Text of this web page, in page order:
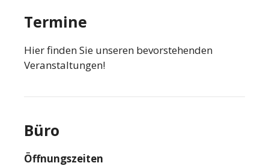
Termine
Hier finden Sie unseren bevorstehenden
Veranstaltungen!
Büro
Öffnungszeiten